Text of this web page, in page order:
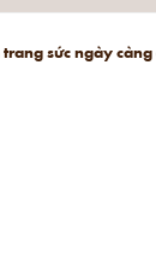
sức ngày